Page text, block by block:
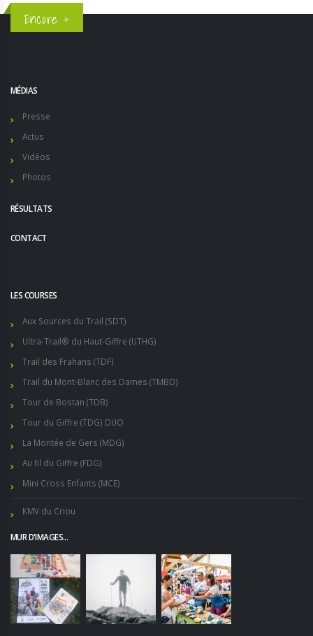
Encore +
MÉDIAS
Presse
Actus
Vidéos
Photos
RÉSULTATS
CONTACT
LES COURSES
Aux Sources du Trail (SDT)
Ultra-Trail® du Haut-Giffre (UTHG)
Trail des Frahans (TDF)
Trail du Mont-Blanc des Dames (TMBD)
Tour de Bostan (TDB)
Tour du Giffre (TDG) DUO
La Montée de Gers (MDG)
Au fil du Giffre (FDG)
Mini Cross Enfants (MCE)
KMV du Criou
MUR D'IMAGES...